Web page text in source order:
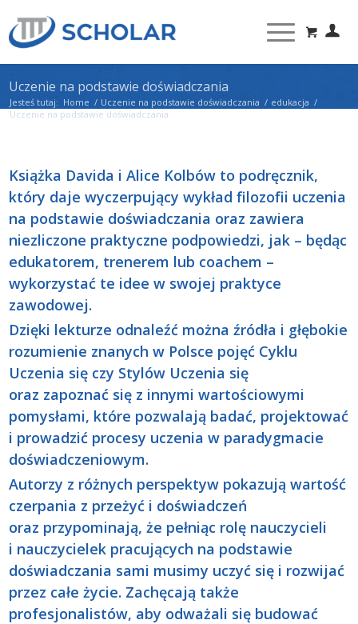
Uczenie na podstawie doświadczania
Jesteś tutaj: Home / Uczenie na podstawie doświadczania / edukacja /
Uczenie na podstawie doświadczania
Książka Davida i Alice Kolbów to podręcznik,
który daje wyczerpujący wykład filozofii uczenia
na podstawie doświadczania oraz zawiera
niezliczone praktyczne podpowiedzi, jak – będąc
edukatorem, trenerem lub coachem –
wykorzystać te idee w swojej praktyce
zawodowej.
Dzięki lekturze odnaleźć można źródła i głębokie
rozumienie znanych w Polsce pojęć Cyklu
Uczenia się czy Stylów Uczenia się
oraz zapoznać się z innymi wartościowymi
pomysłami, które pozwalają badać, projektować
i prowadzić procesy uczenia w paradygmacie
doświadczeniowym.
Autorzy z różnych perspektyw pokazują wartość
czerpania z przeżyć i doświadczeń
oraz przypominają, że pełniąc rolę nauczycieli
i nauczycielek pracujących na podstawie
doświadczania sami musimy uczyć się i rozwijać
przez całe życie. Zachęcają także
profesjonalistów, aby odważali się budować